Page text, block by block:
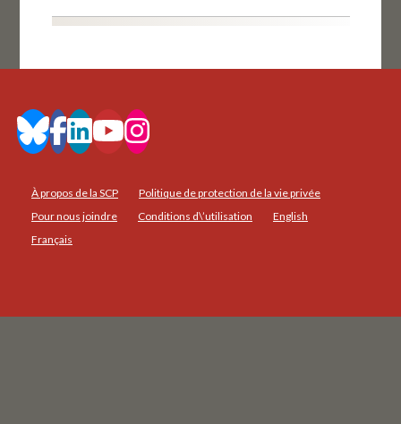
À propos de la SCP
Politique de protection de la vie privée
Pour nous joindre
Conditions d\’utilisation
English
Français